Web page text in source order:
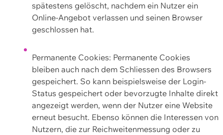
spätestens gelöscht, nachdem ein Nutzer ein
Online-Angebot verlassen und seinen Browser
geschlossen hat.
Permanente Cookies: Permanente Cookies
bleiben auch nach dem Schliessen des Browsers
gespeichert. So kann beispielsweise der Login-
Status gespeichert oder bevorzugte Inhalte direkt
angezeigt werden, wenn der Nutzer eine Website
erneut besucht. Ebenso können die Interessen von
Nutzern, die zur Reichweitenmessung oder zu